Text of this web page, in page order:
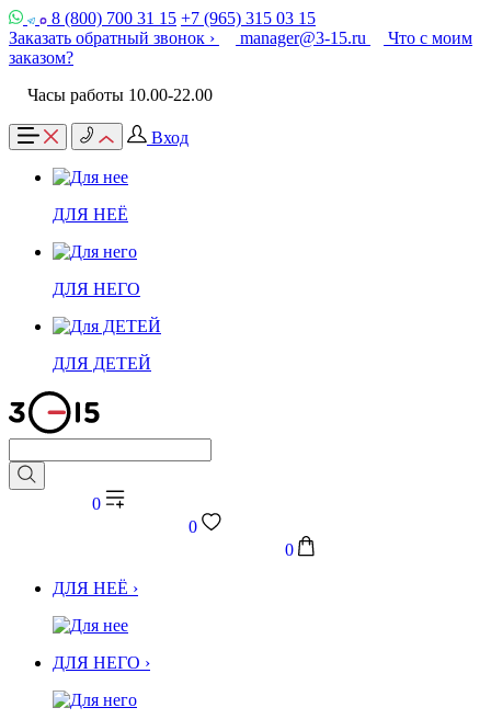
8 (800) 700 31 15 +7 (965) 315 03 15
Заказать обратный звонок ›
manager@3-15.ru
Что с моим
заказом?
Часы работы 10.00-22.00
Вход
ДЛЯ НЕЁ
ДЛЯ НЕГО
ДЛЯ ДЕТЕЙ
0
0
0
ДЛЯ НЕЁ ›
ДЛЯ НЕГО ›